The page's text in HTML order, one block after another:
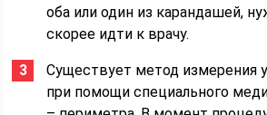
оба или один из карандашей,
скорее идти к врачу.
Существует метод измерения
при помощи специального